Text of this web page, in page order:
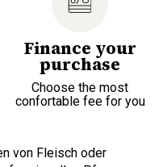
Finance your
purchase
Choose the most
confortable fee for you
von Fleisch oder